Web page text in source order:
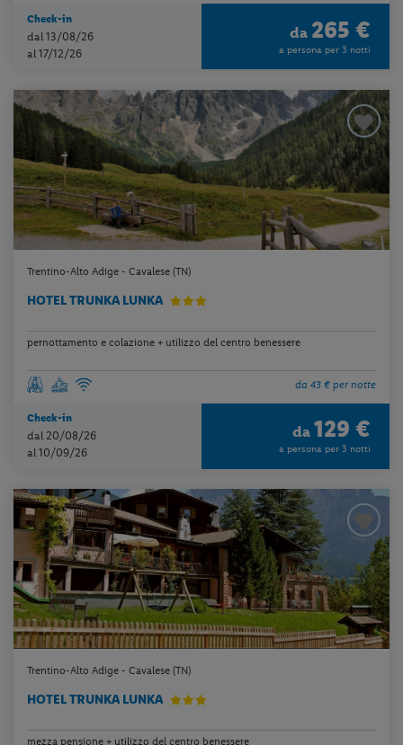
Check-in
dal 13/08/26
al 17/12/26
da 265 €
a persona per 3 notti
Trentino-Alto Adige - Cavalese (TN)
HOTEL TRUNKA LUNKA
pernottamento e colazione + utilizzo del centro benessere
da 43 € per notte
Check-in
dal 20/08/26
al 10/09/26
da 129 €
a persona per 3 notti
Trentino-Alto Adige - Cavalese (TN)
HOTEL TRUNKA LUNKA
mezza pensione + utilizzo del centro benessere